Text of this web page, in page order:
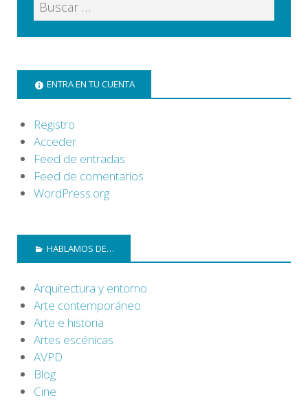
ENTRA EN TU CUENTA
Registro
Acceder
Feed de entradas
Feed de comentarios
WordPress.org
HABLAMOS DE…
Arquitectura y entorno
Arte contemporáneo
Arte e historia
Artes escénicas
AVPD
Blog
Cine